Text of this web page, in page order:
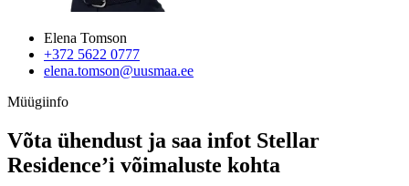
Elena Tomson
+372 5622 0777
elena.tomson@uusmaa.ee
Müügiinfo
Võta ühendust ja saa infot Stellar
Residence’i võimaluste kohta